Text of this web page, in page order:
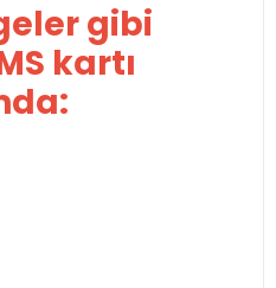
gibi
kartı